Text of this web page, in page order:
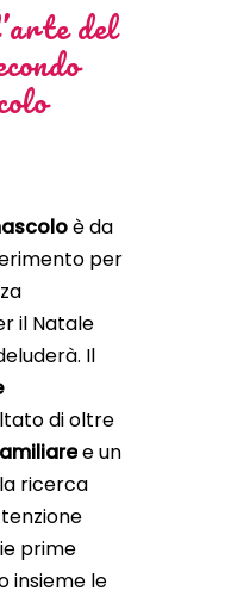
del
è da
per
il Natale
Il
di oltre
e un
ricerca
prime
insieme le